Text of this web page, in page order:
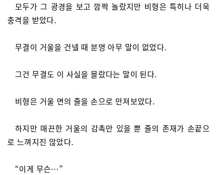
모두가 그 광경을 보고 깜짝 놀랐지만 비형은 특히나 더욱
충격을 받았다.
무결이 거울을 건넬 때 분명 아무 말이 없었다.
그건 무결도 이 사실을 몰랐다는 말이 된다.
비형은 거울 면의 줄을 손으로 만져보았다.
하지만 매끈한 거울의 감촉만 있을 뿐 줄의 존재가 손끝으
로 느껴지진 않았다.
“이게 무슨…”